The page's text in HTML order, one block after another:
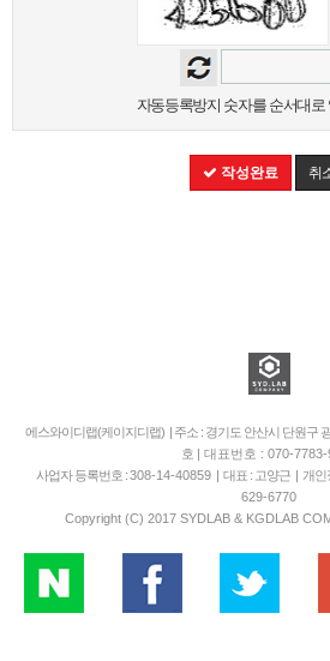
자동등록방지 숫자를 순서대로
작성완료 취
에스와이디랩(케이지디랩) | 주소 : 경기도 안산시 단원구
호 | 대표번호 : 070-7783-
사업자 등록번호 :308-14-40859| 대표 : 고양근 | 개인
629-6770
Copyright (C) 2017 SYDLAB & KGDLAB